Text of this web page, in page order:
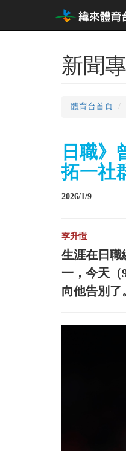
新聞
體育台首頁
日職》
拓一社
2026/1/9
李升愷
生涯在日職
一，今天（
向他告別了